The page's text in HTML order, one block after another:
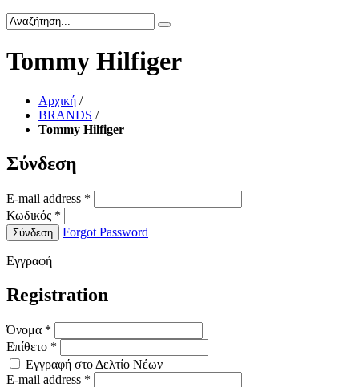
Tommy Hilfiger
Αρχική /
BRANDS /
Tommy Hilfiger
Σύνδεση
E-mail address *
Κωδικός *
Σύνδεση Forgot Password
Εγγραφή
Registration
Όνομα *
Επίθετο *
Εγγραφή στο Δελτίο Νέων
E-mail address *